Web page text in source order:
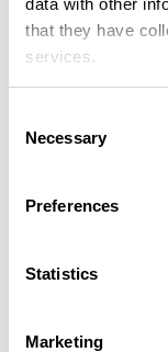
that they have
services.
Selection
Necessary
Preferences
Statistics
Marketing
L
Vier US-
Marijuana